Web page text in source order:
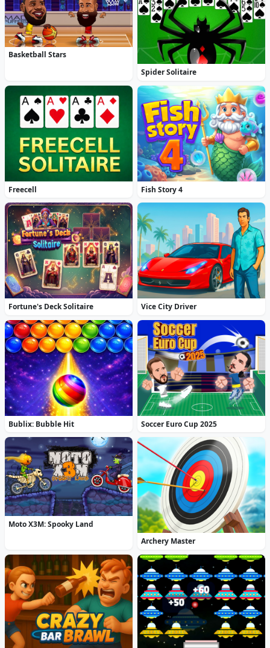
Basketball Stars
Spider Solitaire
Freecell Fish Story 4
Fortune's Deck Solitaire Vice City Driver
Bublix: Bubble Hit Soccer Euro Cup 2025
Moto X3M: Spooky Land
Archery Master